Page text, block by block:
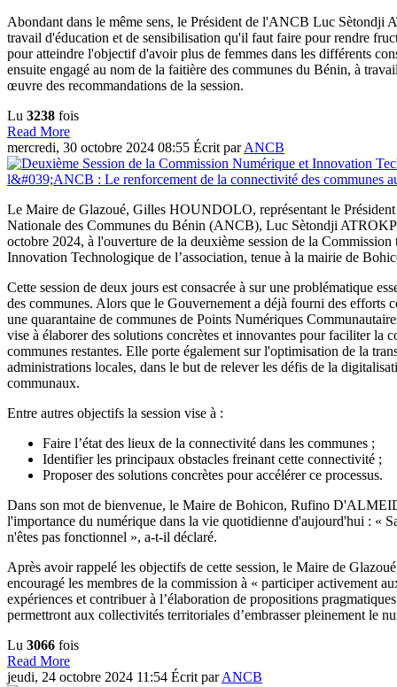
Abondant dans le même sens, le Président de l'ANCB Luc Sètondji
travail d'éducation et de sensibilisation qu'il faut faire pour rendre
pour atteindre l'objectif d'avoir plus de femmes dans les différents
ensuite engagé au nom de la faitière des communes du Bénin, à
œuvre des recommandations de la session.
Lu 3238 fois
Read More
mercredi, 30 octobre 2024 08:55 Écrit parANCB
Le Maire de Glazoué, Gilles HOUNDOLO, représentant le
Nationale des Communes du Bénin (ANCB), Luc Sètondji
octobre 2024, à l'ouverture de la deuxième session de la
Innovation Technologique de l’association, tenue à la mairie de
Cette session de deux jours est consacrée à sur une problématique
des communes. Alors que le Gouvernement a déjà fourni des efforts
une quarantaine de communes de Points Numériques
vise à élaborer des solutions concrètes et innovantes pour faciliter la
communes restantes. Elle porte également sur l'optimisation de la
administrations locales, dans le but de relever les défis de la
communaux.
Entre autres objectifs la session vise à :
Faire l’état des lieux de la connectivité dans les communes ;
Identifier les principaux obstacles freinant cette connectivité ;
Proposer des solutions concrètes pour accélérer ce processus.
Dans son mot de bienvenue, le Maire de Bohicon, Rufino
l'importance du numérique dans la vie quotidienne d'aujourd'hui : «
n'êtes pas fonctionnel », a-t-il déclaré.
Après avoir rappelé les objectifs de cette session, le Maire de
encouragé les membres de la commission à « participer activement
expériences et contribuer à l’élaboration de propositions
permettront aux collectivités territoriales d’embrasser pleinement le
Lu 3066 fois
Read More
jeudi, 24 octobre 2024 11:54 Écrit parANCB